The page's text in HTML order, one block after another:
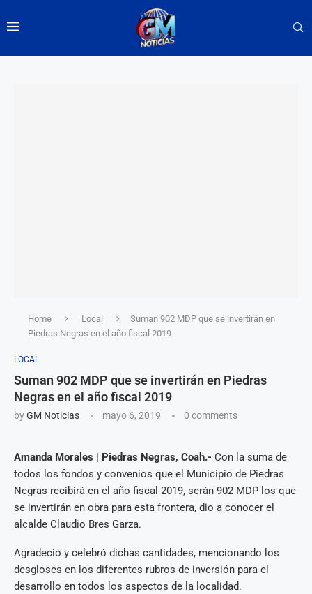
Home Local
Suman 902 MDP que se invertirán en
Piedras Negras en el año fiscal 2019
LOCAL
Suman 902 MDP que se invertirán en Piedras
Negras en el año fiscal 2019
byGM Noticias mayo 6, 2019 0 comments
Amanda Morales | Piedras Negras, Coah.- Con la suma de
todos los fondos y convenios que el Municipio de Piedras
Negras recibirá en el año fiscal 2019, serán 902 MDP los que
se invertirán en obra para esta frontera, dio a conocer el
alcalde Claudio Bres Garza.
Agradeció y celebró dichas cantidades, mencionando los
desgloses en los diferentes rubros de inversión para el
desarrollo en todos los aspectos de la localidad.